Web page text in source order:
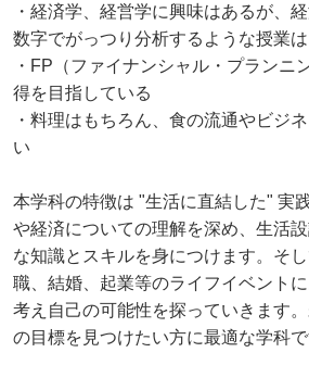
・経済学、経営学に興味はあるが、
数字でがっつり分析するような授業
・FP（ファイナンシャル・プランニ
得を目指している
・料理はもちろん、食の流通やビジ
い
本学科の特徴は "⽣活に直結した" 実
や経済についての理解を深め、⽣活
な知識とスキルを⾝につけます。そ
職、結婚、起業等のライフイベント
考え⾃⼰の可能性を探っていきます
の目標を⾒つけたい⽅に最適な学科で